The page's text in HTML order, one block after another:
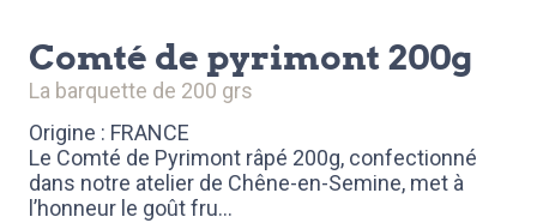
comté de pyrimont 200g
la barquette de 200 grs
Origine : FRANCE
Le Comté de Pyrimont râpé 200g, confectionné
dans notre atelier de Chêne-en-Semine, met à
l’honneur le goût fru...